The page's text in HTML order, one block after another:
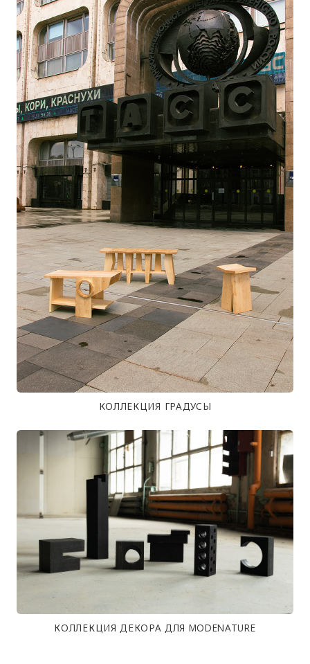
КОЛЛЕКЦИЯ ГРАДУСЫ
КОЛЛЕКЦИЯ ДЕКОРА ДЛЯ MODENATURE